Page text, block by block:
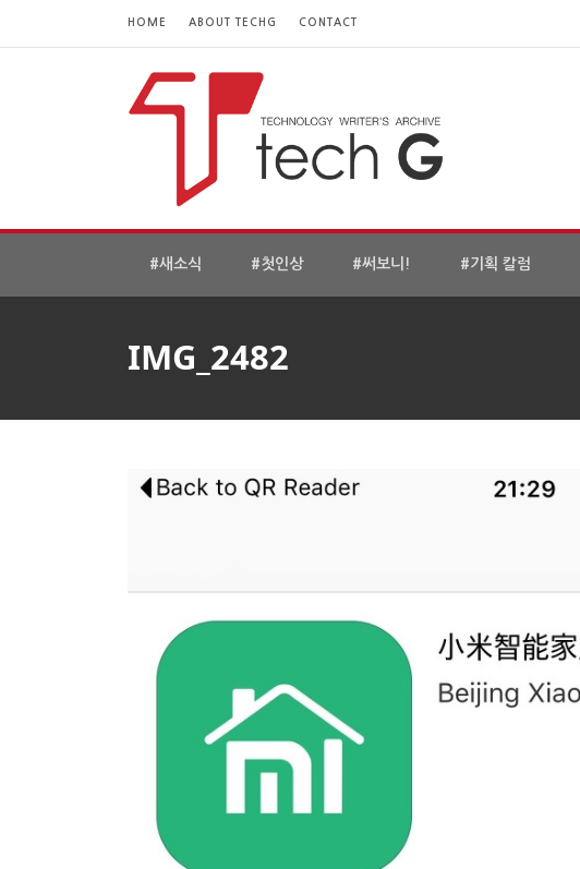
HOME ABOUT TECHG CONTACT
#새소식 #첫인상 #써보니! #기획 칼럼
IMG_2482